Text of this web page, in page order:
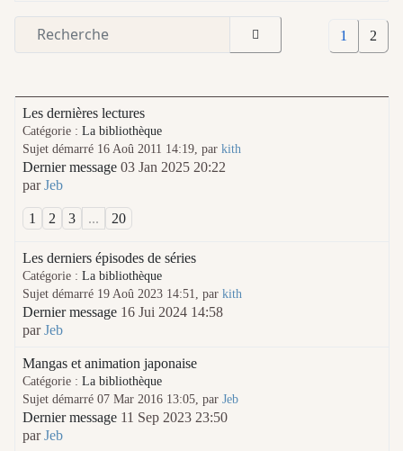
1 2
Les dernières lectures
Catégorie : La bibliothèque
Sujet démarré 16 Aoû 2011 14:19, par kith
Dernier message 03 Jan 2025 20:22
parJeb
1 2 3 ... 20
Les derniers épisodes de séries
Catégorie : La bibliothèque
Sujet démarré 19 Aoû 2023 14:51, par kith
Dernier message 16 Jui 2024 14:58
parJeb
Mangas et animation japonaise
Catégorie : La bibliothèque
Sujet démarré 07 Mar 2016 13:05, par Jeb
Dernier message 11 Sep 2023 23:50
parJeb